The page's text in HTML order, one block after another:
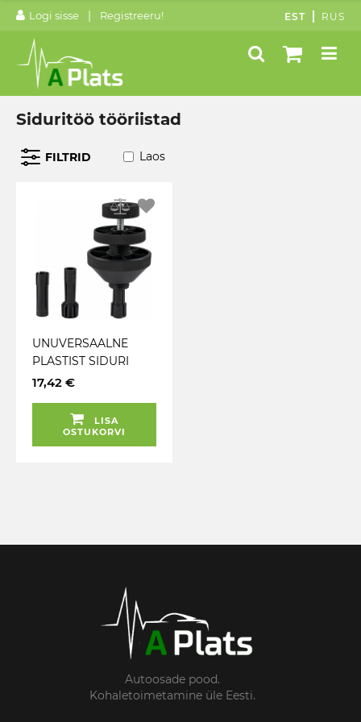
Logi sisse | Registreeru! EST RUS
Siduritöö tööriistad
FILTRID Laos
UNUVERSAALNE
PLASTIST SIDURI
TSENTREERIJA JBM
17,42 €
LISA
OSTUKORVI
Autoosade pood.
Kohaletoimetamine üle Eesti.